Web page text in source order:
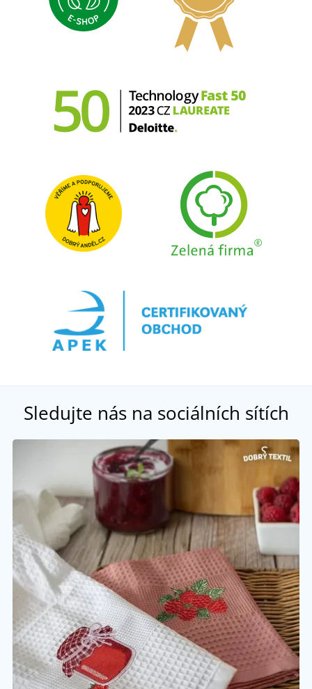
Sledujte nás na sociálních sítích